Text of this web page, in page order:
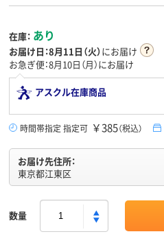
在庫： あり
お届け日：8月11日（火）にお届け
お急ぎ便：8月10日（月）にお届け
アスクル在庫商品
時間帯指定 指定可 ￥385（税込）
お届け先住所：
東京都江東区
数量